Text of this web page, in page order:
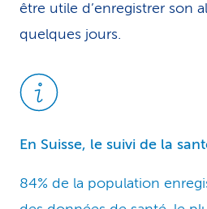
être utile d’enregistrer son
quelques jours.
En Suisse, le suivi de la
84% de la population